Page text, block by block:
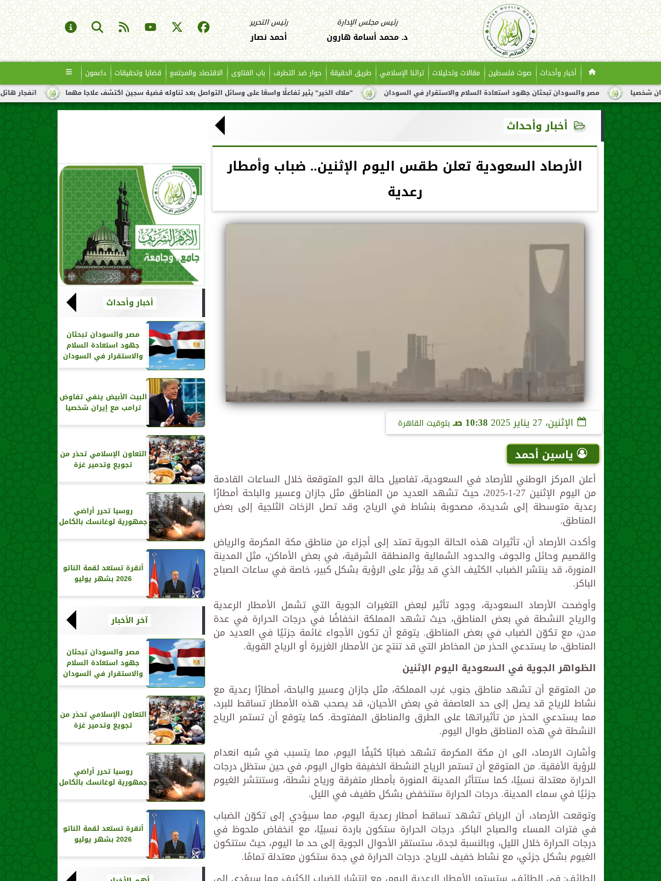
رئيس مجلس الإدارة
د. محمد أسامة هارون
رئيس التحرير
أحمد نصار
أخبار وأحداث صوت فلسطين مقالات وتحليلات تراثنا الإسلامي طريق الحقيقة حوار ضد التطرف باب الفتاوى الاقتصاد والمجتمع قضايا وتحقيقات داعمون
انفجار هائل لناقلة نفط ”ملاك الخير” يثير تفاعلًا واسعًا على وسائل التواصل بعد تناوله قضية سجين اكتشف علاجا مهما مصر والسودان تبحثان جهود استعادة السلام والاستقرار في السودان
أخبار وأحداث
الأرصاد السعودية تعلن طقس اليوم الإثنين.. ضباب وأمطار
رعدية
الإثنين، 27 يناير 2025 10:38 صـ بتوقيت القاهرة
ياسين أحمد
أعلن المركز الوطني للأرصاد في السعودية، تفاصيل حالة الجو المتوقعة خلال الساعات القادمة
من اليوم الإثنين 27-1-2025، حيث تشهد العديد من المناطق مثل جازان وعسير والباحة أمطارًا
رعدية متوسطة إلى شديدة، مصحوبة بنشاط في الرياح، وقد تصل الزخات الثلجية إلى بعض
المناطق.
وأكدت الأرصاد أن، تأثيرات هذه الحالة الجوية تمتد إلى أجزاء من مناطق مكة المكرمة والرياض
والقصيم وحائل والجوف والحدود الشمالية والمنطقة الشرقية، في بعض الأماكن، مثل المدينة
المنورة، قد ينتشر الضباب الكثيف الذي قد يؤثر على الرؤية بشكل كبير، خاصة في ساعات الصباح
الباكر.
وأوضحت الأرصاد السعودية، وجود تأثير لبعض التغيرات الجوية التي تشمل الأمطار الرعدية
والرياح النشطة في بعض المناطق، حيث تشهد المملكة انخفاضًا في درجات الحرارة في عدة
مدن، مع تكوّن الضباب في بعض المناطق. يتوقع أن تكون الأجواء غائمة جزئيًا في العديد من
المناطق، ما يستدعي الحذر من المخاطر التي قد تنتج عن الأمطار الغزيرة أو الرياح القوية.
الظواهر الجوية في السعودية اليوم الإثنين
من المتوقع أن تشهد مناطق جنوب غرب المملكة، مثل جازان وعسير والباحة، أمطارًا رعدية مع
نشاط للرياح قد يصل إلى حد العاصفة في بعض الأحيان، قد يصحب هذه الأمطار تساقط للبرد،
مما يستدعي الحذر من تأثيراتها على الطرق والمناطق المفتوحة. كما يتوقع أن تستمر الرياح
النشطة في هذه المناطق طوال اليوم.
وأشارت الارصاد، الى ان مكة المكرمة تشهد ضبابًا كثيفًا اليوم، مما يتسبب في شبه انعدام
للرؤية الأفقية. من المتوقع أن تستمر الرياح النشطة الخفيفة طوال اليوم، في حين ستظل درجات
الحرارة معتدلة نسبيًا، كما ستتأثر المدينة المنورة بأمطار متفرقة ورياح نشطة، وستنتشر الغيوم
جزئيًا في سماء المدينة. درجات الحرارة ستنخفض بشكل طفيف في الليل.
وتوقعت الأرصاد، أن الرياض تشهد تساقط أمطار رعدية اليوم، مما سيؤدي إلى تكوّن الضباب
في فترات المساء والصباح الباكر. درجات الحرارة ستكون باردة نسبيًا، مع انخفاض ملحوظ في
درجات الحرارة خلال الليل، وبالنسبة لجدة، ستستقر الأحوال الجوية إلى حد ما اليوم، حيث ستتكون
الغيوم بشكل جزئي، مع نشاط خفيف للرياح. درجات الحرارة في جدة ستكون معتدلة تمامًا.
أخبار وأحداث
مصر والسودان تبحثان
جهود استعادة السلام
والاستقرار في السودان
البيت الأبيض ينفي تفاوض
ترامب مع إيران شخصيا
التعاون الإسلامي تحذر من
تجويع وتدمير غزة
روسيا تحرر أراضي
جمهورية لوغانسك بالكامل
أنقرة تستعد لقمة الناتو
2026 بشهر يوليو
آخر الأخبار
مصر والسودان تبحثان
جهود استعادة السلام
والاستقرار في السودان
التعاون الإسلامي تحذر من
تجويع وتدمير غزة
روسيا تحرر أراضي
جمهورية لوغانسك بالكامل
أنقرة تستعد لقمة الناتو
2026 بشهر يوليو